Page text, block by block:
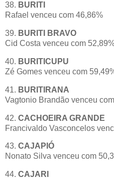
38. BURITI
Rafael venceu com 46,86%
39. BURITI BRAVO
Cid Costa venceu com
40. BURITICUPU
Zé Gomes venceu com
41. BURITIRANA
Vagtonio Brandão venceu
42. CACHOEIRA GRANDE
Francivaldo Vasconcelos
43. CAJAPIÓ
Nonato Silva venceu com
44. CAJARI